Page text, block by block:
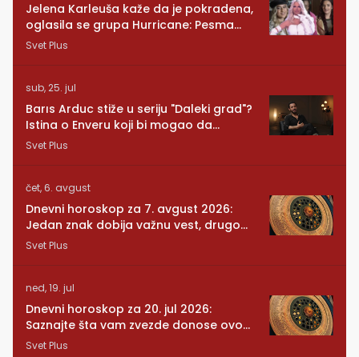
Jelena Karleuša kaže da je pokradena,
oglasila se grupa Hurricane: Pesma
RUNDE je naša!
Svet Plus
sub, 25. jul
Barıs Arduc stiže u seriju "Daleki grad"?
Istina o Enveru koji bi mogao da
promeni sve
Svet Plus
čet, 6. avgust
Dnevni horoskop za 7. avgust 2026:
Jedan znak dobija važnu vest, drugom
se vraća osoba iz prošlosti
Svet Plus
ned, 19. jul
Dnevni horoskop za 20. jul 2026:
Saznajte šta vam zvezde donose ovog
ponedeljka
Svet Plus